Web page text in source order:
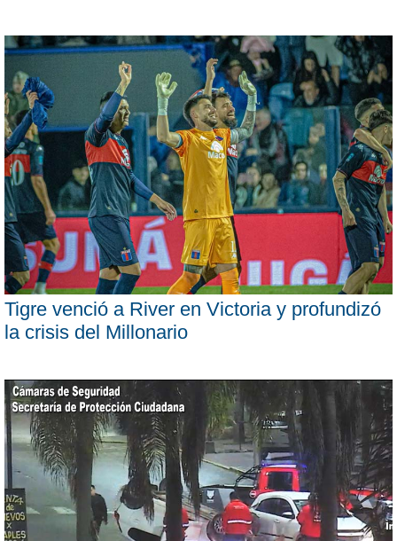
Tigre venció a River en Victoria y profundizó
la crisis del Millonario